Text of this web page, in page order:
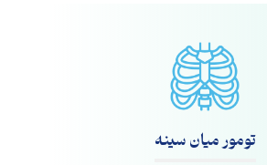
تومور میان سینه‌